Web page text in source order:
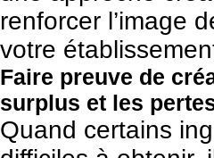
renforcer l’image
votre
Faire preuve de
surplus et les
Quand certains